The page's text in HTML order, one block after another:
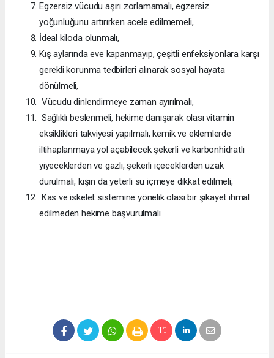
Egzersiz vücudu aşırı zorlamamalı, egzersiz
yoğunluğunu artırırken acele edilmemeli,
İdeal kiloda olunmalı,
Kış aylarında eve kapanmayıp, çeşitli enfeksiyonlara karşı
gerekli korunma tedbirleri alınarak sosyal hayata
dönülmeli,
Vücudu dinlendirmeye zaman ayırılmalı,
Sağlıklı beslenmeli, hekime danışarak olası vitamin
eksiklikleri takviyesi yapılmalı, kemik ve eklemlerde
iltihaplanmaya yol açabilecek şekerli ve karbonhidratlı
yiyeceklerden ve gazlı, şekerli içeceklerden uzak
durulmalı, kışın da yeterli su içmeye dikkat edilmeli,
Kas ve iskelet sistemine yönelik olası bir şikayet ihmal
edilmeden hekime başvurulmalı.